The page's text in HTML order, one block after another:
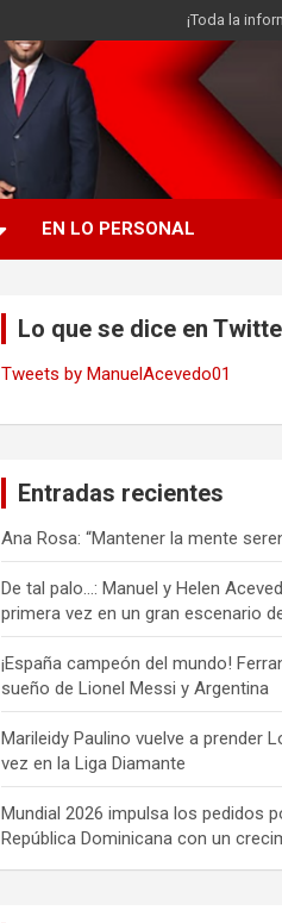
¡Toda la
EN LO PERSONAL
Lo que se dice en
Tweets by ManuelAcevedo01
Entradas recientes
Ana Rosa: “Mantener la mente
De tal palo…: Manuel y Helen
primera vez en un gran escenario
¡España campeón del mundo!
sueño de Lionel Messi y Argentina
Marileidy Paulino vuelve a prender
vez en la Liga Diamante
Mundial 2026 impulsa los pedidos
República Dominicana con un